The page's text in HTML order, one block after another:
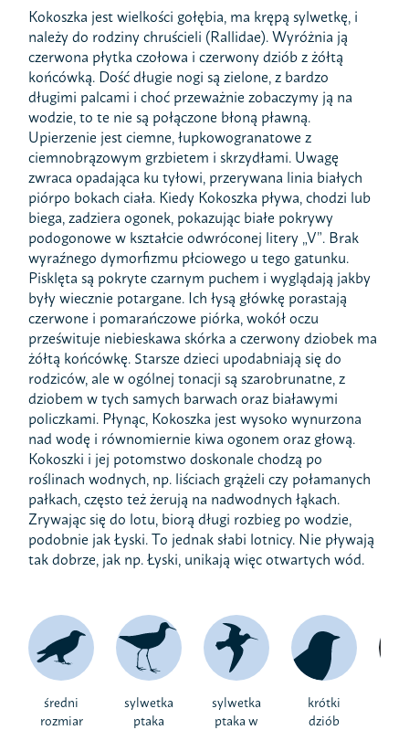
Kokoszka jest wielkości gołębia, ma krępą sylwetkę, i
należy do rodziny chruścieli (Rallidae). Wyróżnia ją
czerwona płytka czołowa i czerwony dziób z żółtą
końcówką. Dość długie nogi są zielone, z bardzo
długimi palcami i choć przeważnie zobaczymy ją na
wodzie, to te nie są połączone błoną pławną.
Upierzenie jest ciemne, łupkowogranatowe z
ciemnobrązowym grzbietem i skrzydłami. Uwagę
zwraca opadająca ku tyłowi, przerywana linia białych
piórpo bokach ciała. Kiedy Kokoszka pływa, chodzi lub
biega, zadziera ogonek, pokazując białe pokrywy
podogonowe w kształcie odwróconej litery „V”. Brak
wyraźnego dymorfizmu płciowego u tego gatunku.
Pisklęta są pokryte czarnym puchem i wyglądają jakby
były wiecznie potargane. Ich łysą główkę porastają
czerwone i pomarańczowe piórka, wokół oczu
prześwituje niebieskawa skórka a czerwony dziobek ma
żółtą końcówkę. Starsze dzieci upodabniają się do
rodziców, ale w ogólnej tonacji są szarobrunatne, z
dziobem w tych samych barwach oraz białawymi
policzkami. Płynąc, Kokoszka jest wysoko wynurzona
nad wodę i równomiernie kiwa ogonem oraz głową.
Kokoszki i jej potomstwo doskonale chodzą po
roślinach wodnych, np. liściach grążeli czy połamanych
pałkach, często też żerują na nadwodnych łąkach.
Zrywając się do lotu, biorą długi rozbieg po wodzie,
podobnie jak Łyski. To jednak słabi lotnicy. Nie pływają
tak dobrze, jak np. Łyski, unikają więc otwartych wód.
średni
rozmiar
sylwetka
ptaka
sylwetka
ptaka w
krótki
dziób